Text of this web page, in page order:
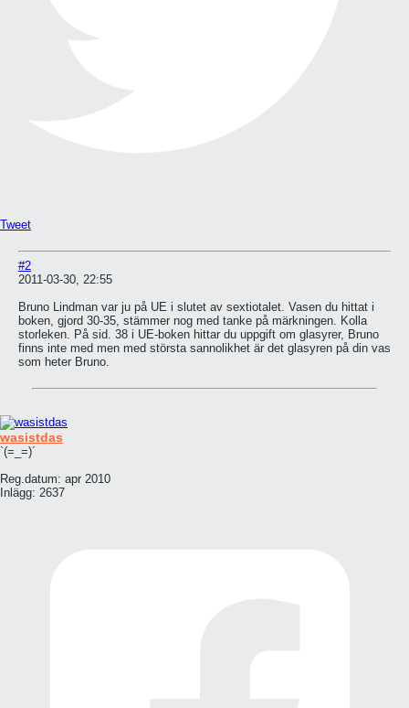
Tweet
#2
2011-03-30, 22:55
Bruno Lindman var ju på UE i slutet av sextiotalet. Vasen du hittat i
boken, gjord 30-35, stämmer nog med tanke på märkningen. Kolla
storleken. På sid. 38 i UE-boken hittar du uppgift om glasyrer, Bruno
finns inte med men med största sannolikhet är det glasyren på din vas
som heter Bruno.
wasistdas
`(=_=)´
Reg.datum: apr 2010
Inlägg: 2637